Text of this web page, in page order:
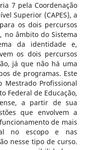
7 pela Coordenação
Superior (CAPES), a
os dois percursos
no âmbito do Sistema
da identidade e,
os dois percursos
já que não há uma
de programas. Este
Mestrado Profissional
Federal de Educação,
a partir de sua
que envolvem a
de mais
no escopo e nas
nesse tipo de curso.